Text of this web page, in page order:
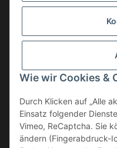
Wie wir Cookies &
Durch Klicken auf „Alle
Einsatz folgender
Vimeo, ReCaptcha. Sie
ändern (Fingerabdruck-
Gesetzliche Informationen
Informationen
Service
* Alle Preise inkl. gesetzlicher